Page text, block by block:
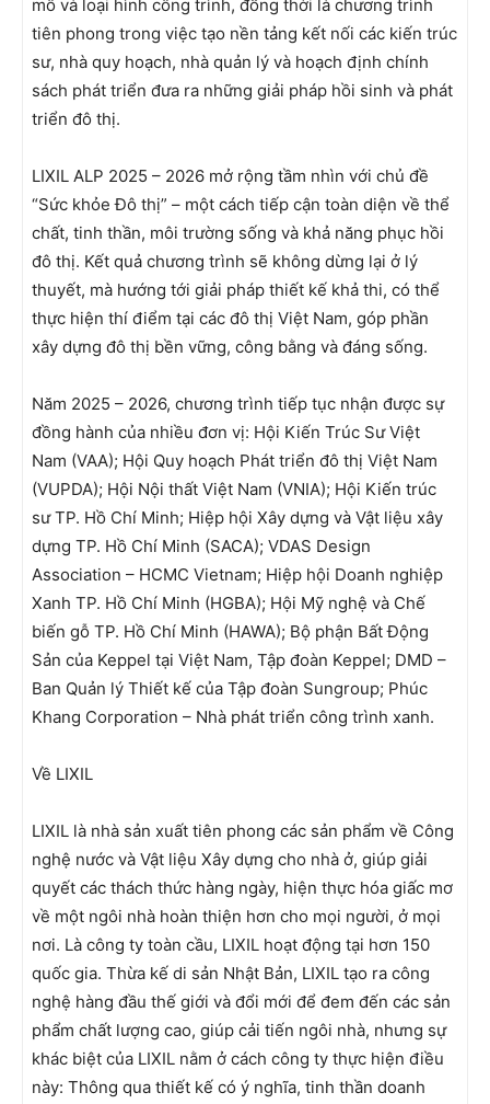
mô và loại hình công trình, đồng thời là chương trình
tiên phong trong việc tạo nền tảng kết nối các kiến trúc
sư, nhà quy hoạch, nhà quản lý và hoạch định chính
sách phát triển đưa ra những giải pháp hồi sinh và phát
triển đô thị.
LIXIL ALP 2025 – 2026 mở rộng tầm nhìn với chủ đề
“Sức khỏe Đô thị” – một cách tiếp cận toàn diện về thể
chất, tinh thần, môi trường sống và khả năng phục hồi
đô thị. Kết quả chương trình sẽ không dừng lại ở lý
thuyết, mà hướng tới giải pháp thiết kế khả thi, có thể
thực hiện thí điểm tại các đô thị Việt Nam, góp phần
xây dựng đô thị bền vững, công bằng và đáng sống.
Năm 2025 – 2026, chương trình tiếp tục nhận được sự
đồng hành của nhiều đơn vị: Hội Kiến Trúc Sư Việt
Nam (VAA); Hội Quy hoạch Phát triển đô thị Việt Nam
(VUPDA); Hội Nội thất Việt Nam (VNIA); Hội Kiến trúc
sư TP. Hồ Chí Minh; Hiệp hội Xây dựng và Vật liệu xây
dựng TP. Hồ Chí Minh (SACA); VDAS Design
Association – HCMC Vietnam; Hiệp hội Doanh nghiệp
Xanh TP. Hồ Chí Minh (HGBA); Hội Mỹ nghệ và Chế
biến gỗ TP. Hồ Chí Minh (HAWA); Bộ phận Bất Động
Sản của Keppel tại Việt Nam, Tập đoàn Keppel; DMD –
Ban Quản lý Thiết kế của Tập đoàn Sungroup; Phúc
Khang Corporation – Nhà phát triển công trình xanh.
Về LIXIL
LIXIL là nhà sản xuất tiên phong các sản phẩm về Công
nghệ nước và Vật liệu Xây dựng cho nhà ở, giúp giải
quyết các thách thức hàng ngày, hiện thực hóa giấc mơ
về một ngôi nhà hoàn thiện hơn cho mọi người, ở mọi
nơi. Là công ty toàn cầu, LIXIL hoạt động tại hơn 150
quốc gia. Thừa kế di sản Nhật Bản, LIXIL tạo ra công
nghệ hàng đầu thế giới và đổi mới để đem đến các sản
phẩm chất lượng cao, giúp cải tiến ngôi nhà, nhưng sự
khác biệt của LIXIL nằm ở cách công ty thực hiện điều
này: Thông qua thiết kế có ý nghĩa, tinh thần doanh